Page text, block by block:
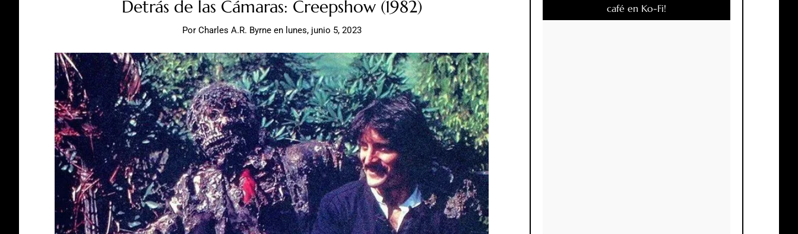
Detrás de las Cámaras: Creepshow (1982)
Por Charles A.R. Byrne en lunes, junio 5, 2023
café en Ko-Fi!